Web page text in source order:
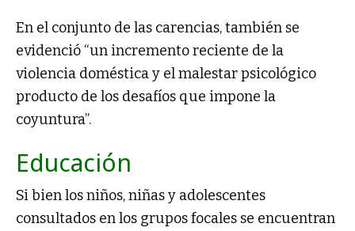
En el conjunto de las carencias, también se
evidenció “un incremento reciente de la
violencia doméstica y el malestar psicológico
producto de los desafíos que impone la
coyuntura”.
Educación
Si bien los niños, niñas y adolescentes
consultados en los grupos focales se encuentran